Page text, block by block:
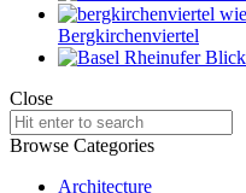
Bergkirchenviertel
Close
Search
for:
Browse Categories
Architecture